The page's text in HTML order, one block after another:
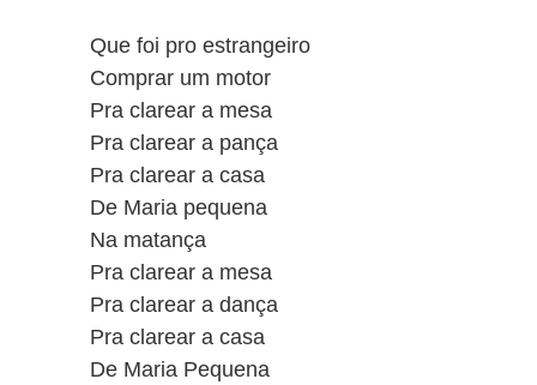
Que foi pro estrangeiro
Comprar um motor
Pra clarear a mesa
Pra clarear a pança
Pra clarear a casa
De Maria pequena
Na matança
Pra clarear a mesa
Pra clarear a dança
Pra clarear a casa
De Maria Pequena